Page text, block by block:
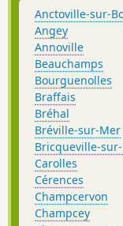
Anctoville-sur-
Angey
Annoville
Beauchamps
Bourguenolles
Braffais
Bréhal
Bréville-sur-Mer
Bricqueville-
Carolles
Cérences
Champcervon
Champcey